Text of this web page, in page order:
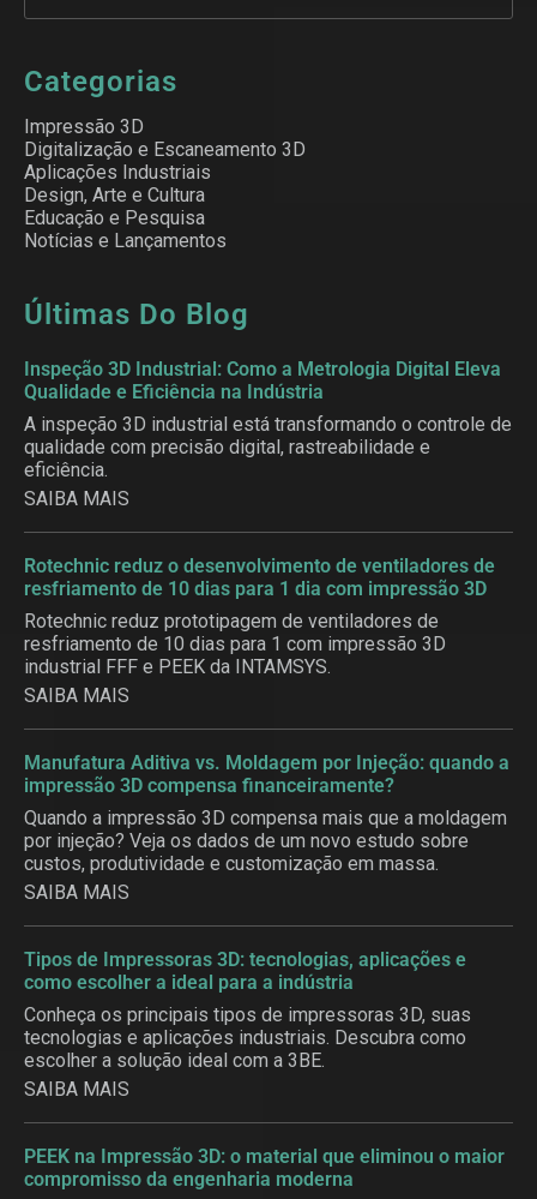
Categorias
Impressão 3D
Digitalização e Escaneamento 3D
Aplicações Industriais
Design, Arte e Cultura
Educação e Pesquisa
Notícias e Lançamentos
Últimas Do Blog
Inspeção 3D Industrial: Como a Metrologia Digital Eleva
Qualidade e Eficiência na Indústria
A inspeção 3D industrial está transformando o controle de
qualidade com precisão digital, rastreabilidade e
eficiência.
SAIBA MAIS
Rotechnic reduz o desenvolvimento de ventiladores de
resfriamento de 10 dias para 1 dia com impressão 3D
Rotechnic reduz prototipagem de ventiladores de
resfriamento de 10 dias para 1 com impressão 3D
industrial FFF e PEEK da INTAMSYS.
SAIBA MAIS
Manufatura Aditiva vs. Moldagem por Injeção: quando a
impressão 3D compensa financeiramente?
Quando a impressão 3D compensa mais que a moldagem
por injeção? Veja os dados de um novo estudo sobre
custos, produtividade e customização em massa.
SAIBA MAIS
Tipos de Impressoras 3D: tecnologias, aplicações e
como escolher a ideal para a indústria
Conheça os principais tipos de impressoras 3D, suas
tecnologias e aplicações industriais. Descubra como
escolher a solução ideal com a 3BE.
SAIBA MAIS
PEEK na Impressão 3D: o material que eliminou o maior
compromisso da engenharia moderna